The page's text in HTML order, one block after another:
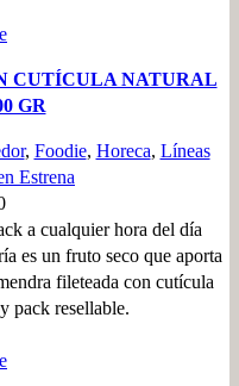
CUTÍCULA NATURAL
GR
, Foodie, Horeca, Líneas
Estrena
a cualquier hora del día
es un fruto seco que aporta
fileteada con cutícula
pack resellable.